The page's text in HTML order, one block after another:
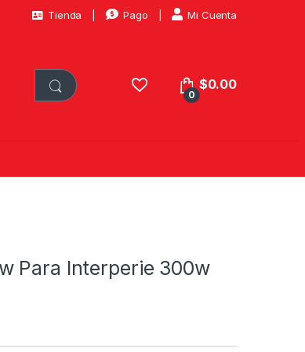
Tienda Pago Mi Cuenta
0
$0.00
Para Interperie 300w